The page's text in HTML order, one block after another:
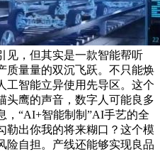
见，但其实是一款智能帮听
质量量的双沉飞跃。不只能焕
工智能立异使用先导区。这个
头鹰的声音，数字人可能良多
，“AI+智能制制”AI手艺的全
勒出你我的将来糊口？这个模
险自担。产线还能够实现良品